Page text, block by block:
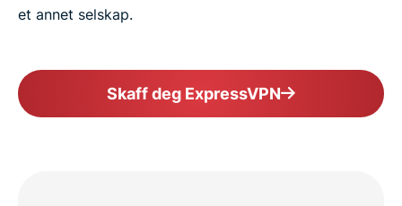
et annet selskap.
Skaff deg ExpressVPN